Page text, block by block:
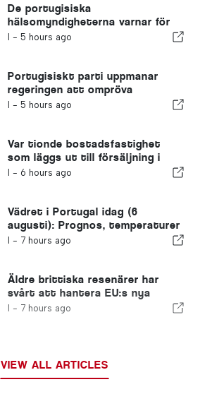
De portugisiska
hälsomyndigheterna varnar för
farorna med drunkning
I - 5 hours ago
Portugisiskt parti uppmanar
regeringen att ompröva
Marockos värdskap för VM 2030
I - 5 hours ago
Var tionde bostadsfastighet
som läggs ut till försäljning i
Portugal säljs på mindre än en
I - 6 hours ago
Vädret i Portugal idag (6
augusti): Prognos, temperaturer
och vad man kan förvänta sig
I - 7 hours ago
Äldre brittiska resenärer har
svårt att hantera EU:s nya
fingeravtryckskontroller
I - 7 hours ago
VIEW ALL ARTICLES